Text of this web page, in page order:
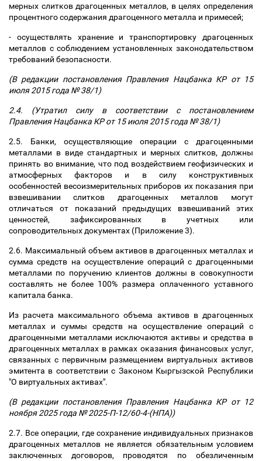
мерных слитков драгоценных металлов, в целях определения
процентного содержания драгоценного металла и примесей;
- осуществлять хранение и транспортировку драгоценных
металлов с соблюдением установленных законодательством
требований безопасности.
(В редакции постановления Правления Нацбанка КР от 15
июля 2015 года № 38/1)
2.4. (Утратил силу в соответствии с постановлением
Правления Нацбанка КР от 15 июля 2015 года № 38/1)
2.5. Банки, осуществляющие операции с драгоценными
металлами в виде стандартных и мерных слитков, должны
принять во внимание, что под воздействием геофизических и
атмосферных факторов и в силу конструктивных
особенностей весоизмерительных приборов их показания при
взвешивании слитков драгоценных металлов могут
отличаться от показаний предыдущих взвешиваний этих
ценностей, зафиксированных в учетных или
сопроводительных документах (Приложение 3).
2.6. Максимальный объем активов в драгоценных металлах и
сумма средств на осуществление операций с драгоценными
металлами по поручению клиентов должны в совокупности
составлять не более 100% размера оплаченного уставного
капитала банка.
Из расчета максимального объема активов в драгоценных
металлах и суммы средств на осуществление операций с
драгоценными металлами исключаются активы и средства в
драгоценных металлах в рамках оказания финансовых услуг,
связанных с первичным размещением виртуальных активов
эмитента в соответствии с Законом Кыргызской Республики
"О виртуальных активах".
(В редакции постановления Правления Нацбанка КР от 12
ноября 2025 года № 2025-П-12/60-4-(НПА))
2.7. Все операции, где сохранение индивидуальных признаков
драгоценных металлов не является обязательным условием
заключенных договоров, проводятся по обезличенным